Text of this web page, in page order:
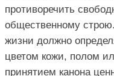
противоречить
общественному
жизни должно
цветом кожи, полом
принятием канона